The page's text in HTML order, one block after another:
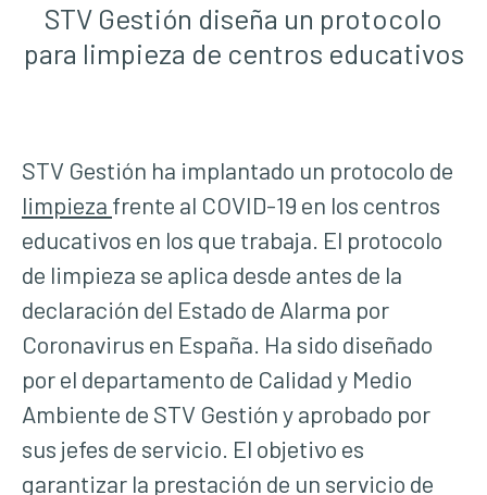
STV Gestión diseña un protocolo
para limpieza de centros educativos
STV Gestión ha implantado un protocolo de
limpieza frente al COVID-19 en los centros
educativos en los que trabaja. El protocolo
de limpieza se aplica desde antes de la
declaración del Estado de Alarma por
Coronavirus en España. Ha sido diseñado
por el departamento de Calidad y Medio
Ambiente de STV Gestión y aprobado por
sus jefes de servicio. El objetivo es
garantizar la prestación de un servicio de